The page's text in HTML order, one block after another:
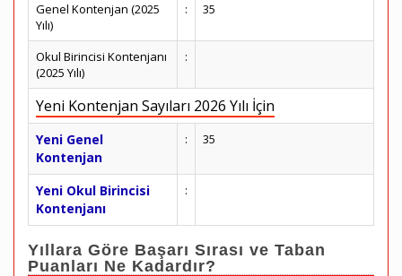
Genel Kontenjan (2025
Yılı)
: 35
Okul Birincisi Kontenjanı
(2025 Yılı)
:
Yeni Kontenjan Sayıları 2026 Yılı İçin
Yeni Genel
Kontenjan
: 35
Yeni Okul Birincisi
Kontenjanı
:
Yıllara Göre Başarı Sırası ve Taban
Puanları Ne Kadardır?